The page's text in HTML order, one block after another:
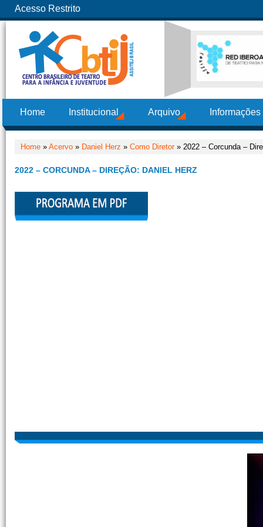
Acesso Restrito
Home Institucional Arquivo
Home » Acervo » Daniel Herz » Como Diretor» 2022 – Corcunda –
2022 – CORCUNDA – DIREÇÃO: DANIEL HERZ